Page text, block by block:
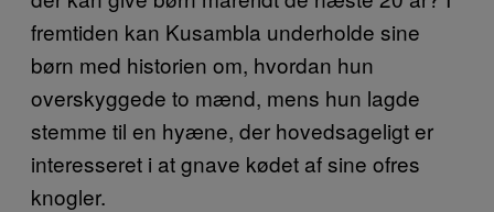
fremtiden kan Kusambla underholde sine
børn med historien om, hvordan hun
overskyggede to mænd, mens hun lagde
stemme til en hyæne, der hovedsageligt er
interesseret i at gnave kødet af sine ofres
knogler.